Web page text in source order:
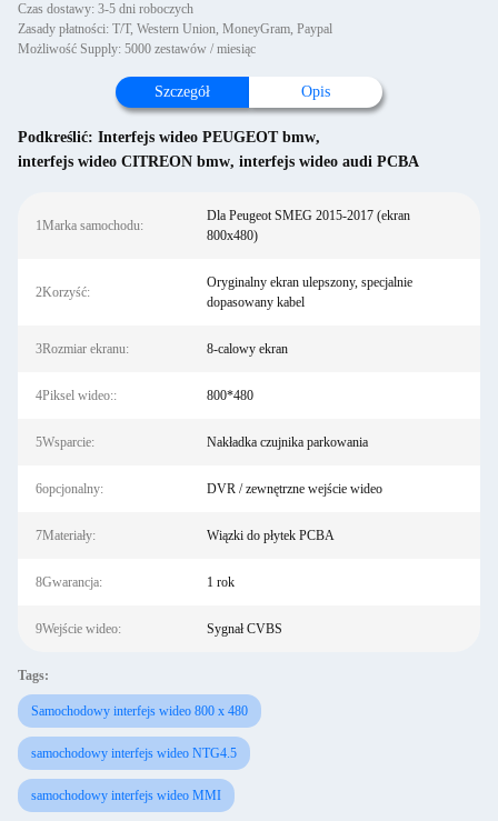
Czas dostawy: 3-5 dni roboczych
Zasady płatności: T/T, Western Union, MoneyGram, Paypal
Możliwość Supply: 5000 zestawów / miesiąc
Szczegół Opis
Podkreślić: Interfejs wideo PEUGEOT bmw,
interfejs wideo CITREON bmw, interfejs wideo audi PCBA
1Marka samochodu:
Dla Peugeot SMEG 2015-2017 (ekran
800x480)
2Korzyść:
Oryginalny ekran ulepszony, specjalnie
dopasowany kabel
3Rozmiar ekranu: 8-calowy ekran
4Piksel wideo:: 800*480
5Wsparcie: Nakładka czujnika parkowania
6opcjonalny: DVR / zewnętrzne wejście wideo
7Materiały: Wiązki do płytek PCBA
8Gwarancja: 1 rok
9Wejście wideo: Sygnał CVBS
Tags:
Samochodowy interfejs wideo 800 x 480
samochodowy interfejs wideo NTG4.5
samochodowy interfejs wideo MMI